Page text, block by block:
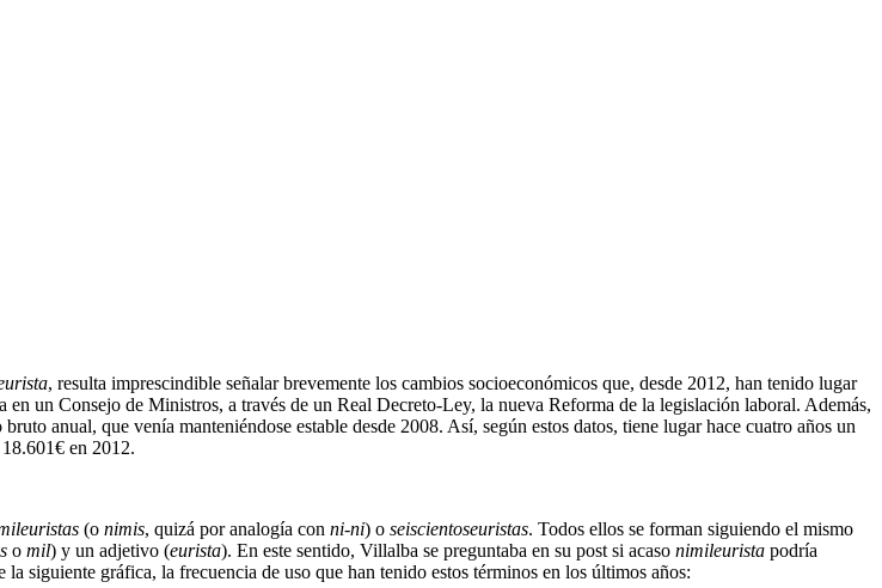
, resulta imprescindible señalar brevemente los cambios socioeconómicos que, desde 2012, han tenido lugar
un Consejo de Ministros, a través de un Real Decreto-Ley, la nueva Reforma de la legislación laboral. Además,
anual, que venía manteniéndose estable desde 2008. Así, según estos datos, tiene lugar hace cuatro años un
en 2012.
(o nimis, quizá por analogía con ni-ni) o seiscientoseuristas. Todos ellos se forman siguiendo el mismo
o mil) y un adjetivo (eurista). En este sentido, Villalba se preguntaba en su post si acaso nimileurista podría
siguiente gráfica, la frecuencia de uso que han tenido estos términos en los últimos años: